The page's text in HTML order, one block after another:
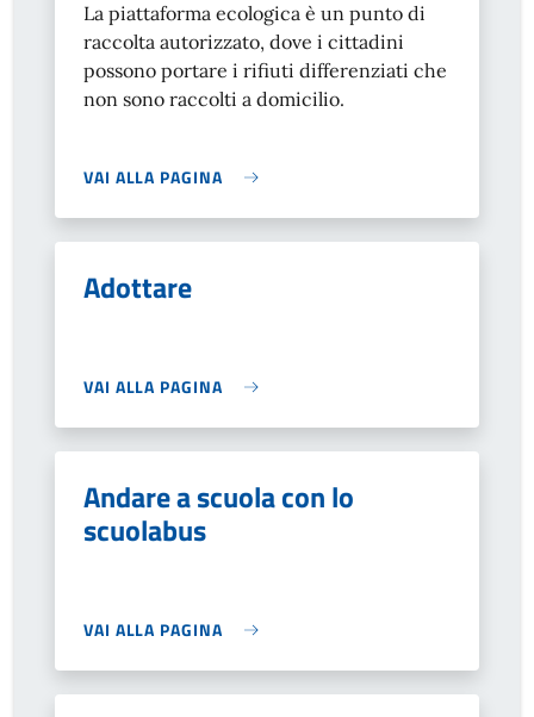
La piattaforma ecologica è un punto di
raccolta autorizzato, dove i cittadini
possono portare i rifiuti differenziati che
non sono raccolti a domicilio.
VAI ALLA PAGINA
Adottare
VAI ALLA PAGINA
Andare a scuola con lo
scuolabus
VAI ALLA PAGINA